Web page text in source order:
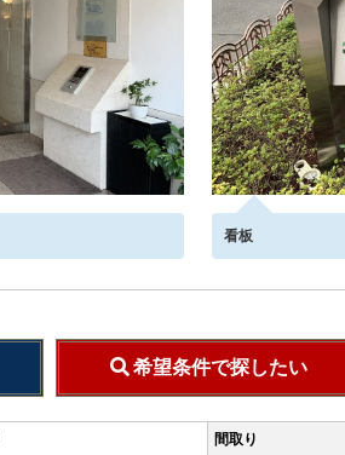
看板
希望条件で探したい
間取り